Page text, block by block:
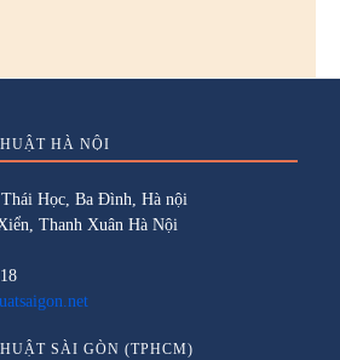
HÀ NỘI
Học, Ba Đình, Hà nội
Thanh Xuân Hà Nội
SÀI GÒN (TPHCM)